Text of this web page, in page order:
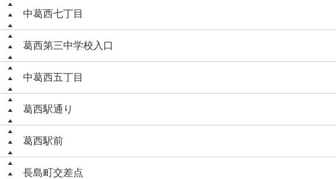
中葛西七丁目
葛西第三中学校入口
中葛西五丁目
葛西駅通り
葛西駅前
長島町交差点